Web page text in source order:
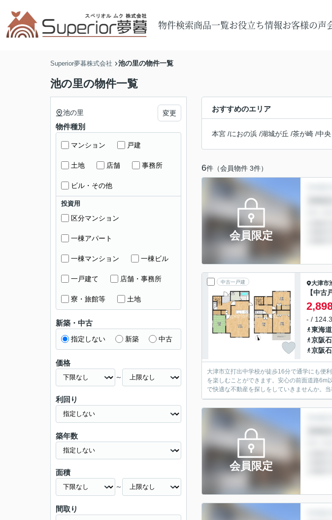
物件検索商品一覧お役立ち情報お客様の声
Superior夢暮株式会社 池の里の物件一覧
池の里の物件一覧
おすすめのエリア
本宮 /におの浜 /湖城が丘 /茶が崎 /中央
6件（会員物件 3件）
会員限定
中古一戸建 大津市
【中古
- /
東海
京阪
京阪
大津市立打出中学校が徒歩16分で通学にも便
を楽しむことができます。安心の前面道路6m
で快適な不動産を探しをしていきませんか。
会員限定
池の里 変更
物件種別
マンション 戸建
土地 店舗 事務所
ビル・その他
投資用
区分マンション
一棟アパート
一棟マンション 一棟ビル
一戸建て 店舗・事務所
寮・旅館等 土地
新築・中古
指定しない 新築 中古
価格
～
利回り
築年数
面積
～
間取り